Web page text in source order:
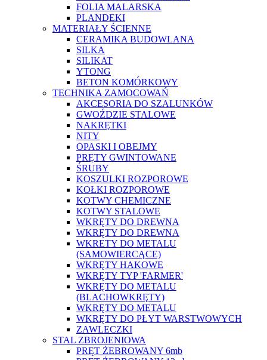
FOLIA MALARSKA
PLANDEKI
MATERIAŁY ŚCIENNE
CERAMIKA BUDOWLANA
SILKA
SILIKAT
YTONG
BETON KOMÓRKOWY
TECHNIKA ZAMOCOWAŃ
AKCESORIA DO SZALUNKÓW
GWOŹDZIE STALOWE
NAKRĘTKI
NITY
OPASKI I OBEJMY
PRĘTY GWINTOWANE
ŚRUBY
KOSZULKI ROZPOROWE
KOŁKI ROZPOROWE
KOTWY CHEMICZNE
KOTWY STALOWE
WKRĘTY DO DREWNA
WKRĘTY DO DREWNA
WKRETY DO METALU
(SAMOWIERCĄCE)
WKRĘTY HAKOWE
WKRĘTY TYP 'FARMER'
WKRĘTY DO METALU
(BLACHOWKRĘTY)
WKRĘTY DO METALU
WKRĘTY DO PŁYT WARSTWOWYCH
ZAWLECZKI
STAL ZBROJENIOWA
PRĘT ŻEBROWANY 6mb